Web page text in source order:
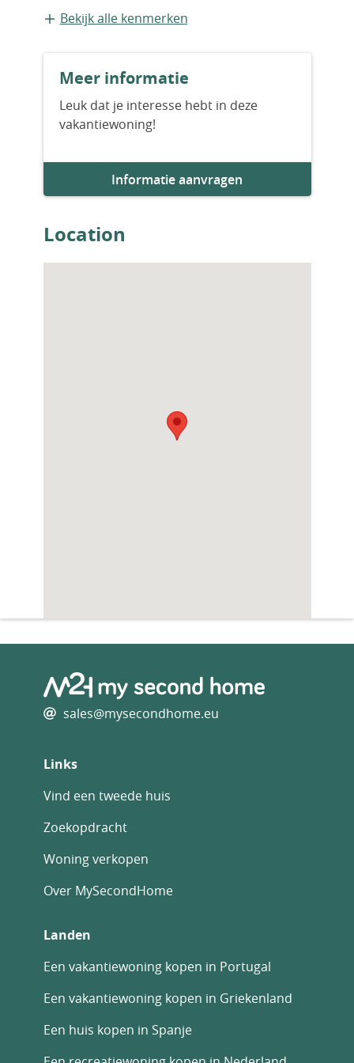
Bestaande bouw
Airco
Bekijk alle kenmerken
Meer informatie
Leuk dat je interesse hebt in deze
vakantiewoning!
Informatie aanvragen
Location
sales@mysecondhome.eu
Links
Vind een tweede huis
Zoekopdracht
Woning verkopen
Over MySecondHome
Landen
Een vakantiewoning kopen in Portugal
Een vakantiewoning kopen in Griekenland
Een huis kopen in Spanje